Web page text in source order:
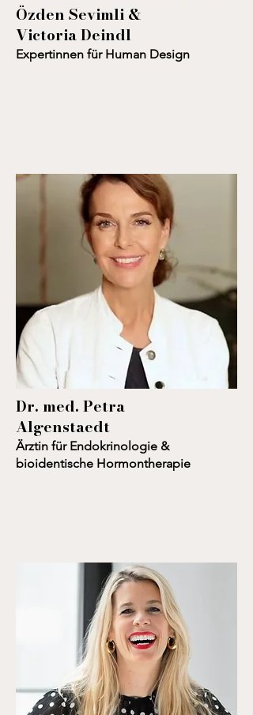
Özden Sevimli &
Victoria Deindl
Expertinnen für Human Design
Dr. med. Petra
Algenstaedt
Ärztin für Endokrinologie &
bioidentische Hormontherapie